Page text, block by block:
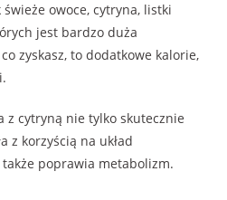
owoce, cytryna, listki
jest bardzo duża
zyskasz, to dodatkowe kalorie,
z cytryną nie tylko skutecznie
z korzyścią na układ
poprawia metabolizm.